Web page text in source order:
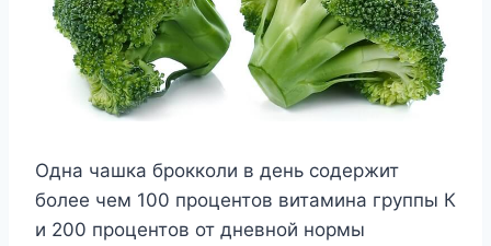
Одна чашка брокколи в день содержит
более чем 100 процентов витамина группы К
и 200 процентов от дневной нормы